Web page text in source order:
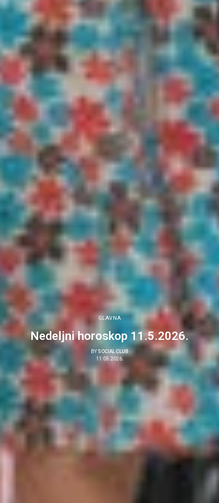
GLAVNA
Nedeljni horoskop 11.5.2026.
BY SOCIAL CLUB
11.05.2026.